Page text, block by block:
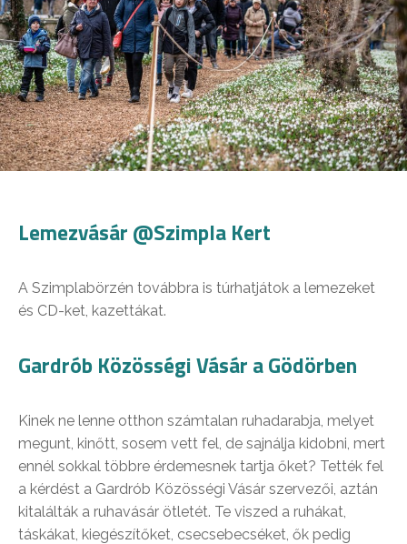
Lemezvásár @Szimpla Kert
A Szimplabörzén továbbra is túrhatjátok a lemezeket
és CD-ket, kazettákat.
Gardrób Közösségi Vásár a Gödörben
Kinek ne lenne otthon számtalan ruhadarabja, melyet
megunt, kinőtt, sosem vett fel, de sajnálja kidobni, mert
ennél sokkal többre érdemesnek tartja őket? Tették fel
a kérdést a Gardrób Közösségi Vásár szervezői, aztán
kitalálták a ruhavásár ötletét. Te viszed a ruhákat,
táskákat, kiegészítőket, csecsebecséket, ők pedig